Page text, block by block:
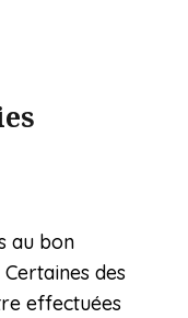
au bon
des
effectuées